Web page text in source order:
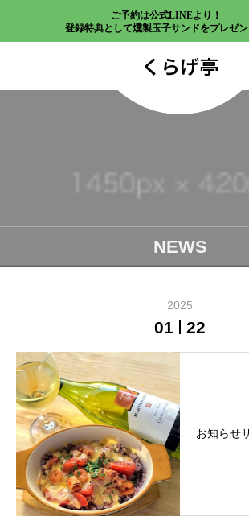
ご予約は公式LINEより！
登録特典として燻製玉子サンドをプレゼ
くらげ亭
NEWS
2025
01 22
お知らせ